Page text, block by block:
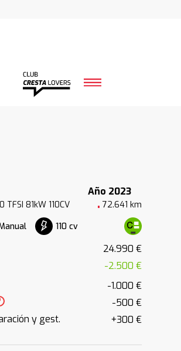
Año 2023
81kW 110CV
72.641 km
110 cv
24.990 €
-2.500 €
-1.000 €
-500 €
y gest.
+300 €